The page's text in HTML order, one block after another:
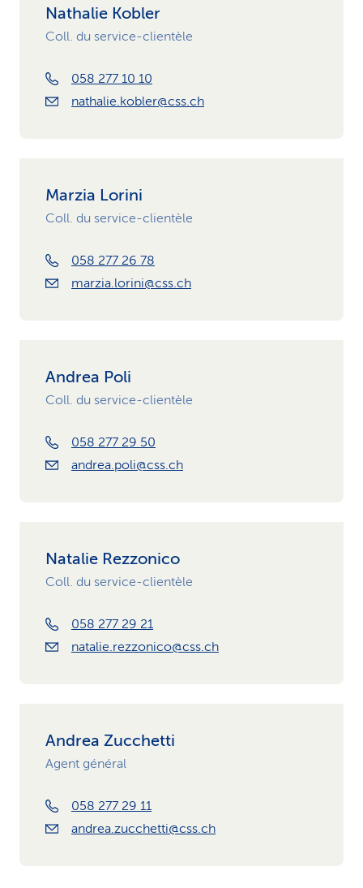
Nathalie Kobler
Coll. du service-clientèle
058 277 10 10
nathalie.kobler@css.ch
Marzia Lorini
Coll. du service-clientèle
058 277 26 78
marzia.lorini@css.ch
Andrea Poli
Coll. du service-clientèle
058 277 29 50
andrea.poli@css.ch
Natalie Rezzonico
Coll. du service-clientèle
058 277 29 21
natalie.rezzonico@css.ch
Andrea Zucchetti
Agent général
058 277 29 11
andrea.zucchetti@css.ch